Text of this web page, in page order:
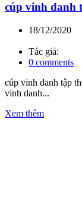
cúp vinh danh
18/12/2020
Tác giả:
0 comments
cúp vinh danh tập
vinh danh...
Xem thêm